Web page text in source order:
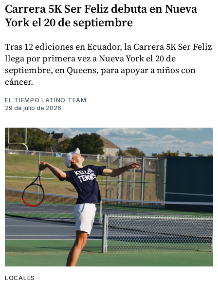
Carrera 5K Ser Feliz debuta en Nueva
York el 20 de septiembre
Tras 12 ediciones en Ecuador, la Carrera 5K Ser Feliz
llega por primera vez a Nueva York el 20 de
septiembre, en Queens, para apoyar a niños con
cáncer.
EL TIEMPO LATINO TEAM
29 de julio de 2026
LOCALES